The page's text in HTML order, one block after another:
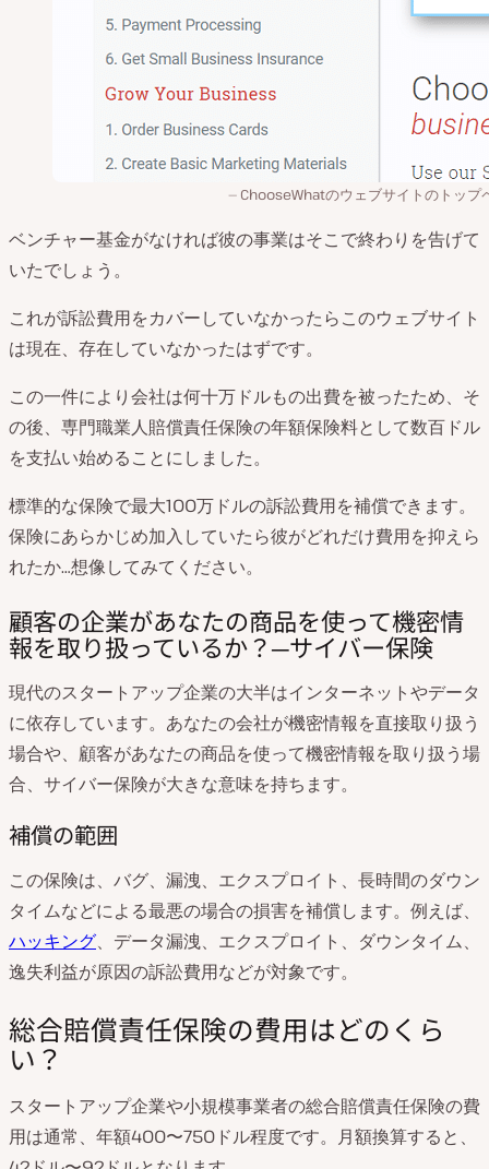
ChooseWhatのウェブサイトのトップ
ベンチャー基金がなければ彼の事業はそこで終わりを告げて
いたでしょう。
これが訴訟費用をカバーしていなかったらこのウェブサイト
は現在、存在していなかったはずです。
この一件により会社は何十万ドルもの出費を被ったため、そ
の後、専門職業人賠償責任保険の年額保険料として数百ドル
を支払い始めることにしました。
標準的な保険で最大100万ドルの訴訟費用を補償できます。
保険にあらかじめ加入していたら彼がどれだけ費用を抑えら
れたか…想像してみてください。
顧客の企業があなたの商品を使って機密情
報を取り扱っているか？─サイバー保険
現代のスタートアップ企業の大半はインターネットやデータ
に依存しています。あなたの会社が機密情報を直接取り扱う
場合や、顧客があなたの商品を使って機密情報を取り扱う場
合、サイバー保険が大きな意味を持ちます。
補償の範囲
この保険は、バグ、漏洩、エクスプロイト、長時間のダウン
タイムなどによる最悪の場合の損害を補償します。例えば、
ハッキング、データ漏洩、エクスプロイト、ダウンタイム、
逸失利益が原因の訴訟費用などが対象です。
総合賠償責任保険の費用はどのくら
い？
スタートアップ企業や小規模事業者の総合賠償責任保険の費
用は通常、年額400〜750ドル程度です。月額換算すると、